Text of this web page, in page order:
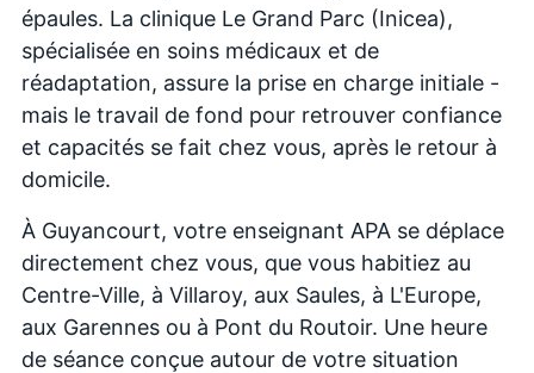
épaules. La clinique Le Grand Parc (Inicea),
spécialisée en soins médicaux et de
réadaptation, assure la prise en charge initiale -
mais le travail de fond pour retrouver confiance
et capacités se fait chez vous, après le retour à
domicile.
À Guyancourt, votre enseignant APA se déplace
directement chez vous, que vous habitiez au
Centre-Ville, à Villaroy, aux Saules, à L'Europe,
aux Garennes ou à Pont du Routoir. Une heure
de séance conçue autour de votre situation